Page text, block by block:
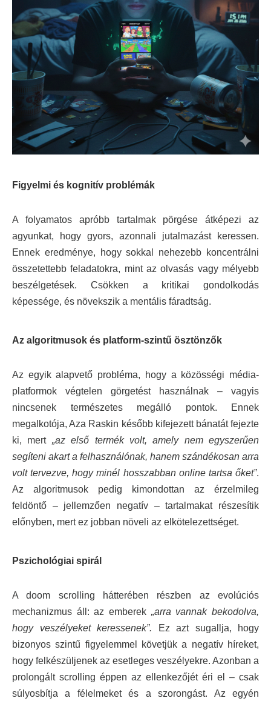
Figyelmi és kognitív problémák
A folyamatos apróbb tartalmak pörgése átképezi az
agyunkat, hogy gyors, azonnali jutalmazást keressen.
Ennek eredménye, hogy sokkal nehezebb koncentrálni
összetettebb feladatokra, mint az olvasás vagy mélyebb
beszélgetések. Csökken a kritikai gondolkodás
képessége, és növekszik a mentális fáradtság.
Az algoritmusok és platform-szintű ösztönzők
Az egyik alapvető probléma, hogy a közösségi média-
platformok végtelen görgetést használnak – vagyis
nincsenek természetes megálló pontok. Ennek
megalkotója, Aza Raskin később kifejezett bánatát fejezte
ki, mert „az első termék volt, amely nem egyszerűen
segíteni akart a felhasználónak, hanem szándékosan arra
volt tervezve, hogy minél hosszabban online tartsa őket”.
Az algoritmusok pedig kimondottan az érzelmileg
feldöntő – jellemzően negatív – tartalmakat részesítik
előnyben, mert ez jobban növeli az elkötelezettséget.
Pszichológiai spirál
A doom scrolling hátterében részben az evolúciós
mechanizmus áll: az emberek „arra vannak bekodolva,
hogy veszélyeket keressenek”. Ez azt sugallja, hogy
bizonyos szintű figyelemmel követjük a negatív híreket,
hogy felkészüljenek az esetleges veszélyekre. Azonban a
prolongált scrolling éppen az ellenkezőjét éri el – csak
súlyosbítja a félelmeket és a szorongást. Az egyén